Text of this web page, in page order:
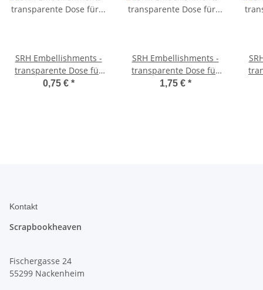
SRH Embellishments -
transparente Dose für
Schüttelkarten 50 mm
0,75 € *
SRH Embellishments -
transparente Dose für
Schüttelkarten 26 mm
1,75 € *
Kontakt
Scrapbookheaven
Fischergasse 24
55299 Nackenheim